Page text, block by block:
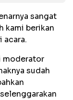
sangat
kami berikan
acara.
moderator
sudah